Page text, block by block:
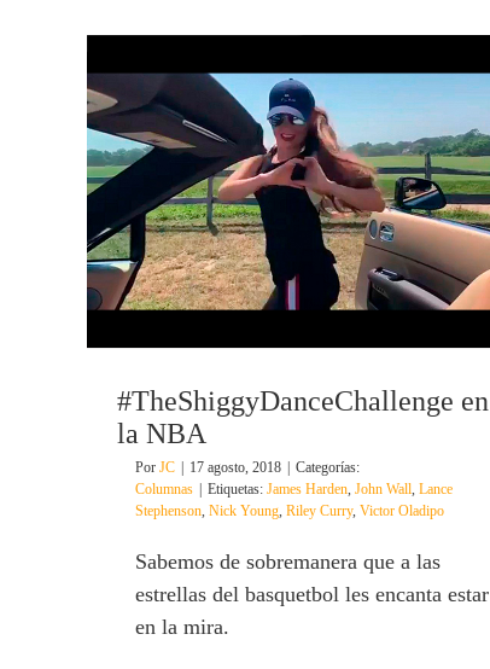
#TheShiggyDanceChallenge en
la NBA
Por JC 17 agosto, 2018
Categorías:
Columnas
Etiquetas: James Harden, John Wall, Lance
Stephenson, Nick Young, Riley Curry, Victor Oladipo
Sabemos de sobremanera que a las
estrellas del basquetbol les encanta estar
en la mira.